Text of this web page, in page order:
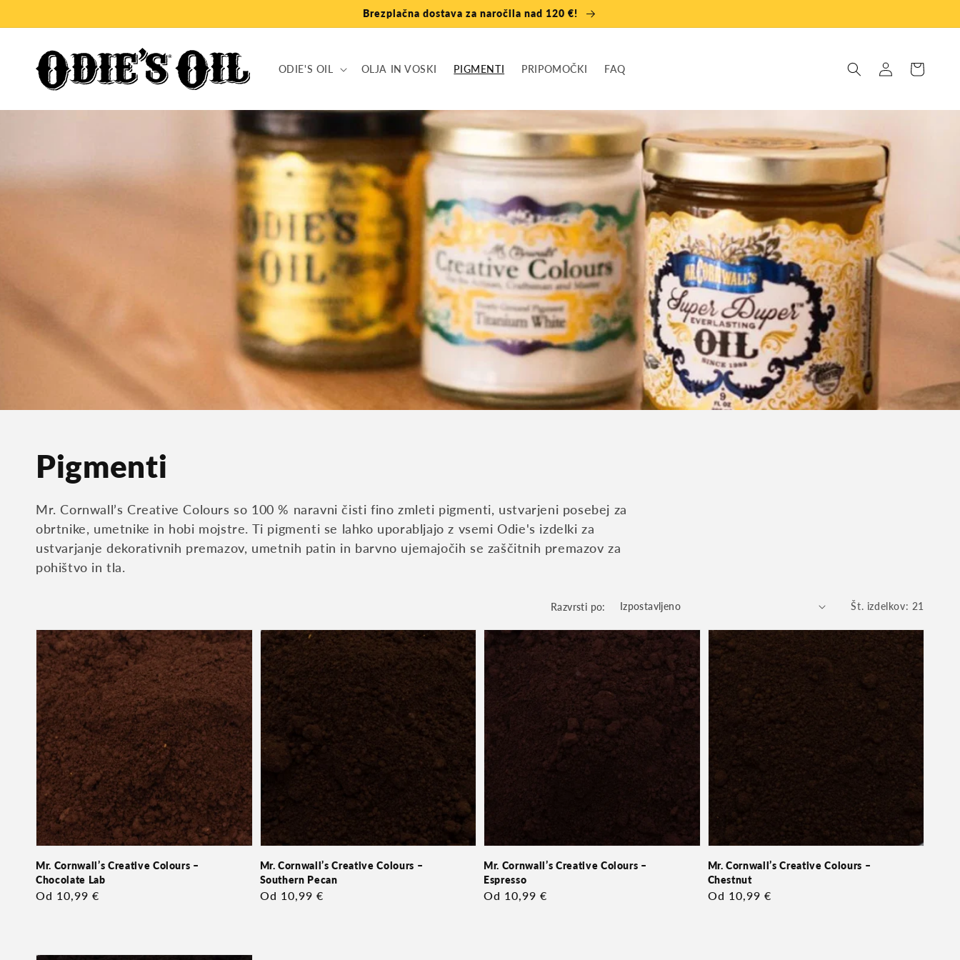
vsebino
Brezplačna dostava za naročila nad 120 €!
ODIE'S OIL OLJA IN VOSKI PIGMENTI PRIPOMOČKI FAQ Prijava Košarica
Zbirka:
Pigmenti
Mr. Cornwall’s Creative Colours so 100 % naravni čisti fino zmleti pigmenti, ustvarjeni posebej za
obrtnike, umetnike in hobi mojstre. Ti pigmenti se lahko uporabljajo z vsemi Odie's izdelki za
ustvarjanje dekorativnih premazov, umetnih patin in barvno ujemajočih se zaščitnih premazov za
pohištvo in tla.
Razvrsti po: Št. izdelkov: 21
Mr. Cornwall’s Creative Colours –
Chocolate Lab
Redna
Od 10,99 €
Mr. Cornwall’s Creative Colours –
Southern Pecan
Redna
Od 10,99 €
Mr. Cornwall’s Creative Colours –
Espresso
Redna
Od 10,99 €
Mr. Cornwall’s Creative Colours –
Chestnut
Redna
Od 10,99 €